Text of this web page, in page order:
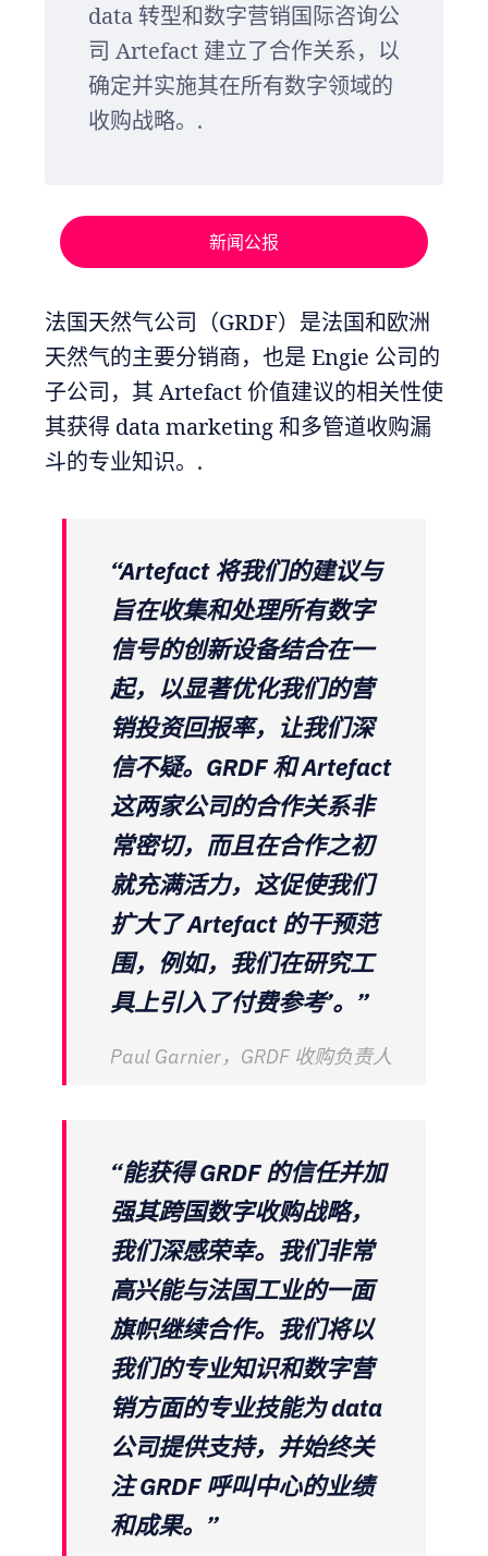
data 转型和数字营销国际咨询公
司 Artefact 建立了合作关系，以
确定并实施其在所有数字领域的
收购战略。.
新闻公报
法国天然气公司（GRDF）是法国和欧洲
天然气的主要分销商，也是 Engie 公司的
子公司，其 Artefact 价值建议的相关性使
其获得 data marketing 和多管道收购漏
斗的专业知识。.
“Artefact 将我们的建议与
旨在收集和处理所有数字
信号的创新设备结合在一
起，以显著优化我们的营
销投资回报率，让我们深
信不疑。GRDF 和 Artefact
这两家公司的合作关系非
常密切，而且在合作之初
就充满活力，这促使我们
扩大了 Artefact 的干预范
围，例如，我们在研究工
具上引入了付费参考’。”
Paul Garnier，GRDF 收购负责人
“能获得 GRDF 的信任并加
强其跨国数字收购战略，
我们深感荣幸。我们非常
高兴能与法国工业的一面
旗帜继续合作。我们将以
我们的专业知识和数字营
销方面的专业技能为 data
公司提供支持，并始终关
注 GRDF 呼叫中心的业绩
和成果。”